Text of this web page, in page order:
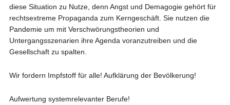
diese Situation zu Nutze, denn Angst und Demagogie gehört für
rechtsextreme Propaganda zum Kerngeschäft. Sie nutzen die
Pandemie um mit Verschwörungstheorien und
Untergangsszenarien ihre Agenda voranzutreiben und die
Gesellschaft zu spalten.
Wir fordern Impfstoff für alle! Aufklärung der Bevölkerung!
Aufwertung systemrelevanter Berufe!